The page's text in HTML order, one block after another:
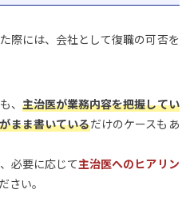
際には、会社として復職の可否を
、主治医が業務内容を把握してい
まま書いているだけのケースもあ
必要に応じて主治医へのヒアリン
さい。